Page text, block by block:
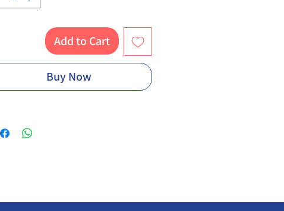
Add to Cart
Buy Now